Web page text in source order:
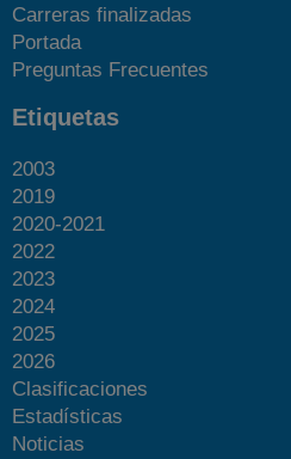
Carreras finalizadas
Portada
Preguntas Frecuentes
Etiquetas
2003
2019
2020-2021
2022
2023
2024
2025
2026
Clasificaciones
Estadísticas
Noticias